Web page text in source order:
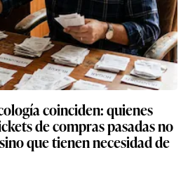
coinciden: quienes
de compras pasadas no
que tienen necesidad de